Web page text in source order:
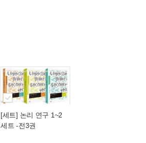
[세트] 논리 연구 1~2
세트 -전3권